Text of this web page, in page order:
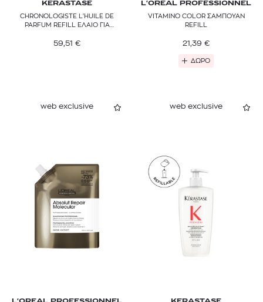
KERASTASE
CHRONOLOGISTE L'ΗUILE DE
PARFUM REFILL ΕΛΑΙΟ ΓΙΑ
59,51 €
L'OREAL PROFESSIONNEL
VITAMINO COLOR ΣΑΜΠΟΥΑΝ
REFILL
21,39 €
ΔΩΡΟ
web exclusive web exclusive